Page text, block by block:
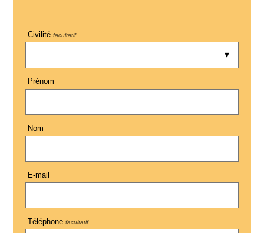
Civilité facultatif
Prénom
Nom
E-mail
Téléphone facultatif